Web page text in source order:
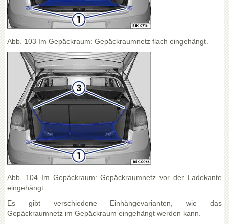
Abb. 103 Im Gepäckraum: Gepäckraumnetz flach eingehängt.
Abb. 104 Im Gepäckraum: Gepäckraumnetz vor der Ladekante
eingehängt.
Es gibt verschiedene Einhängevarianten, wie das
Gepäckraumnetz im Gepäckraum eingehängt werden kann.